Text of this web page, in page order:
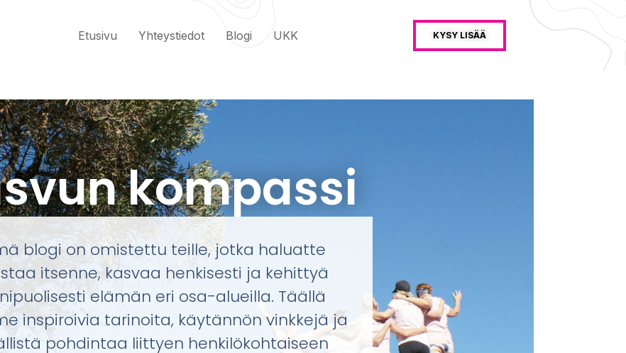
Etusivu Yhteystiedot Blogi UKK KYSY LISÄÄ
kompassi
blogi on omistettu teille, jotka haluatte
itsenne, kasvaa henkisesti ja kehittyä
elämän eri osa-alueilla. Täällä
inspiroivia tarinoita, käytännön vinkkejä ja
pohdintaa liittyen henkilökohtaiseen